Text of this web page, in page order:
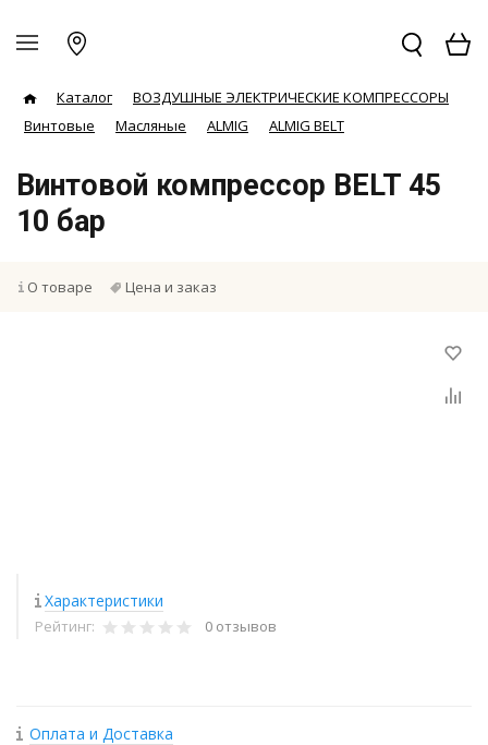
Каталог
ВОЗДУШНЫЕ ЭЛЕКТРИЧЕСКИЕ КОМПРЕССОРЫ
Винтовые
Масляные ALMIG ALMIG BELT
Винтовой компрессор BELT 45
10 бар
О товаре Цена и заказ
Характеристики
Рейтинг: 0 отзывов
Оплата и Доставка